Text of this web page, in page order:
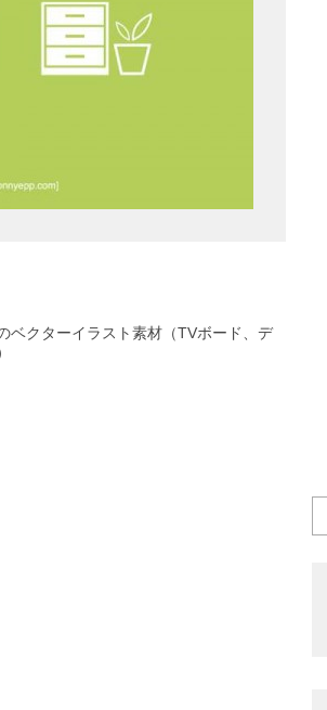
ベクターイラスト素材（TVボード、デ